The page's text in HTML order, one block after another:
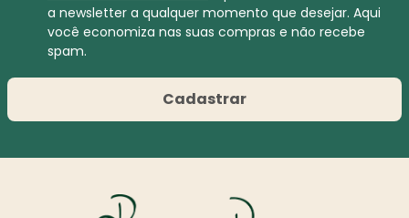
a newsletter a qualquer momento que desejar. Aqui
você economiza nas suas compras e não recebe
spam.
Cadastrar